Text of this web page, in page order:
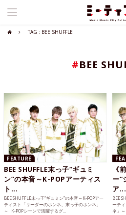
TAG : BEE SHUFFLE
#BEE
FEATURE
BEE SHUFFLE末っ子“ギュミ
ン”の本音～K-POPアーティス
ト...
BEE SHUFFLE末っ子“ギュミン”の本音～K-POPアー
ティスト「リーダーのホンネ、末っ子のホンネ」
～ K-POPシーンで活躍するグ...
《
ー“
ア...
BEE
ーテ
ネ」